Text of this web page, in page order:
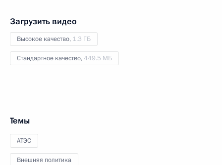
Загрузить видео
Высокое качество, 1.3 ГБ
Стандартное качество,449.5 МБ
Темы
АТЭС
Внешняя политика